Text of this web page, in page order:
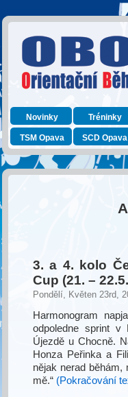
Novinky Tréninky
TSM Opava SCD Opava
3. a 4. kolo
Cup (21. –
Pondělí, Květen 23rd,
Harmonogram
odpoledne sprint v
Újezdě u Chocně.
Honza Peřinka a
nějak nerad
mě.“ (Pokračování